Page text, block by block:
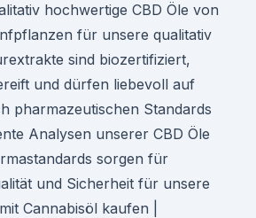
hochwertige CBD Öle von
für unsere qualitativ
sind biozertifiziert,
und dürfen liebevoll auf
pharmazeutischen Standards
Analysen unserer CBD Öle
sorgen für
und Sicherheit für unsere
Cannabisöl kaufen |